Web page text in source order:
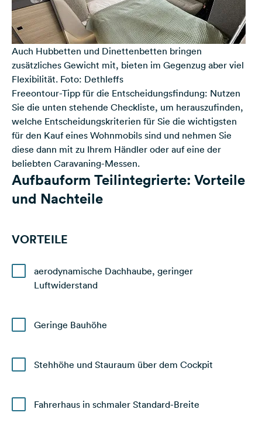
Auch Hubbetten und Dinettenbetten bringen
zusätzliches Gewicht mit, bieten im Gegenzug aber viel
Flexibilität. Foto: Dethleffs
Freeontour-Tipp für die Entscheidungsfindung: Nutzen
Sie die unten stehende Checkliste, um herauszufinden,
welche Entscheidungskriterien für Sie die wichtigsten
für den Kauf eines Wohnmobils sind und nehmen Sie
diese dann mit zu Ihrem Händler oder auf eine der
beliebten Caravaning-Messen.
Aufbauform Teilintegrierte: Vorteile
und Nachteile
VORTEILE
aerodynamische Dachhaube, geringer
Luftwiderstand
Geringe Bauhöhe
Stehhöhe und Stauraum über dem Cockpit
Fahrerhaus in schmaler Standard-Breite